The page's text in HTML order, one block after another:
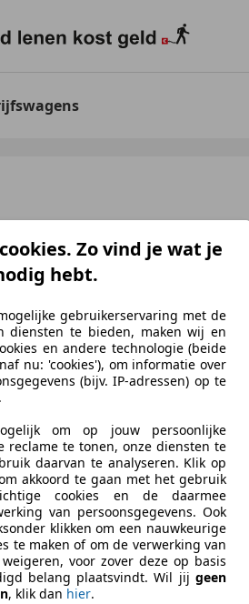
Forty Eight
€ 12.500
Zo vind je wat je
hebt.
gebruikerservaring met de
diensten te bieden, maken wij en
en andere technologie (beide
nu: 'cookies'), om informatie over
(bijv. IP-adressen) op te
om op jouw persoonlijke
reclame te tonen, onze diensten te
daarvan te analyseren. Klik op
akkoord te gaan met het gebruik
cookies en de daarmee
van persoonsgegevens. Ook
klikken om een nauwkeurige
te maken of om de verwerking van
voor zover deze op basis
belang plaatsvindt. Wil jij geen
, klik dan hier.